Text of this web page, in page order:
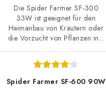
Die Spider Farmer SF-300
33W ist geeignet für den
Heimanbau von Kräutern oder
die Vorzucht von Pflanzen in...
Spider Farmer SF-600 90W